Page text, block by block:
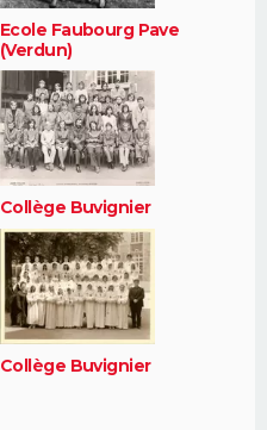
Ecole Faubourg Pave
(Verdun)
Collège Buvignier
Collège Buvignier